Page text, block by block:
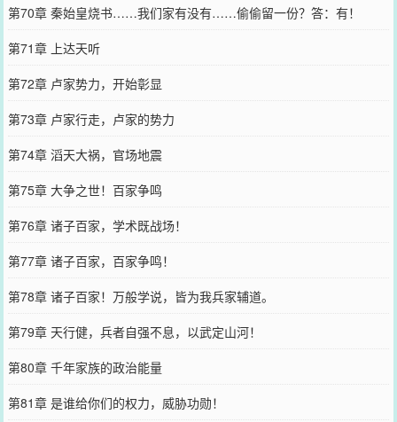
第70章 秦始皇烧书……我们家有没有……偷偷留一份？答：有！
第71章 上达天听
第72章 卢家势力，开始彰显
第73章 卢家行走，卢家的势力
第74章 滔天大祸，官场地震
第75章 大争之世！百家争鸣
第76章 诸子百家，学术既战场！
第77章 诸子百家，百家争鸣！
第78章 诸子百家！万般学说，皆为我兵家辅道。
第79章 天行健，兵者自强不息，以武定山河！
第80章 千年家族的政治能量
第81章 是谁给你们的权力，威胁功勋！